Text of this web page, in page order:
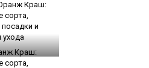
Краш:
сорта,